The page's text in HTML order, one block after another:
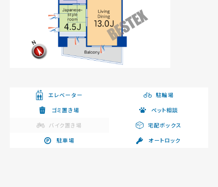
エレベーター
駐輪場
ゴミ置き場
ペット相談
バイク置き場
宅配ボックス
駐車場
オートロック